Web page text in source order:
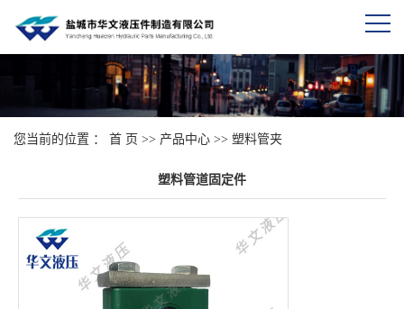
您当前的位置 ： 首 页 >> 产品中心 >> 塑料管夹
塑料管道固定件